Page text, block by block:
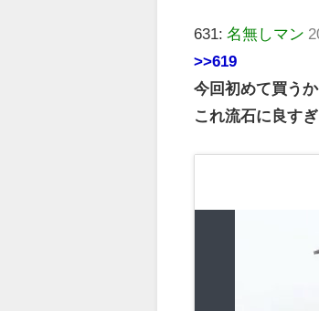
631:名無しマン
>>619
今回初めて買う
これ流石に良す